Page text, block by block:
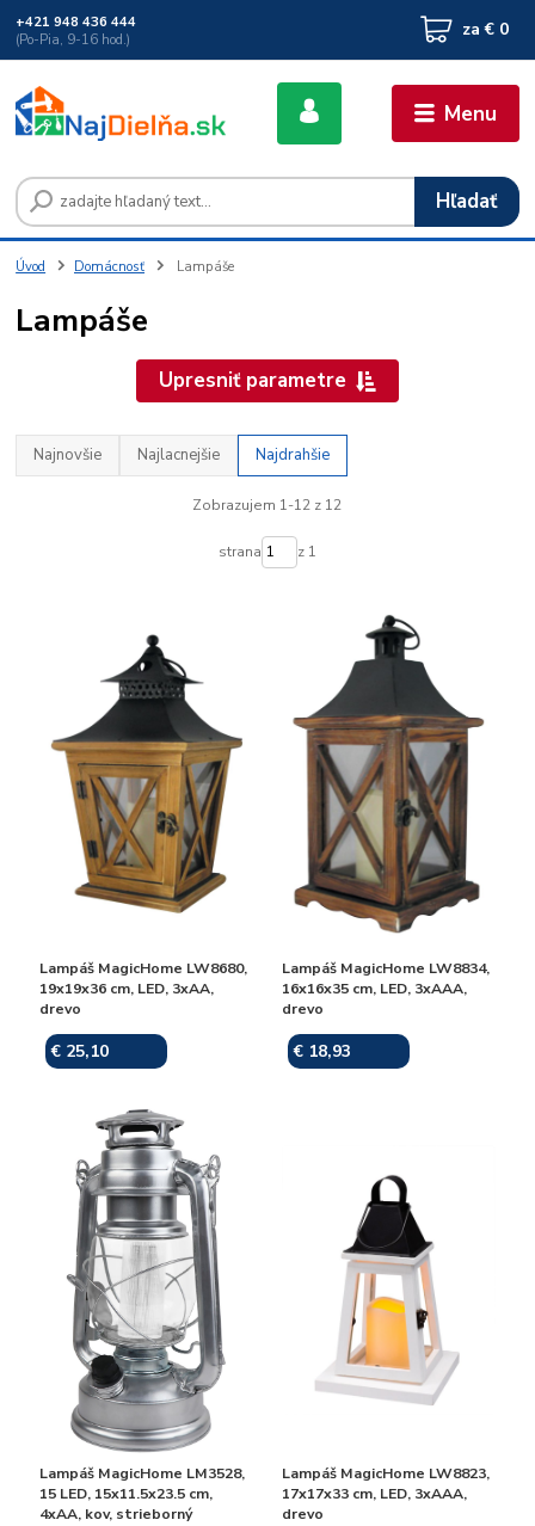
Menu
Hľadať
+421 948 436 444
(Po-Pia, 9-16 hod.)
za € 0
Úvod Domácnosť Lampáše
Lampáše
Upresniť parametre
Najnovšie Najlacnejšie Najdrahšie
Zobrazujem 1-12 z 12
strana z 1
Lampáš MagicHome LW8680,
19x19x36 cm, LED, 3xAA,
drevo
€ 25,10
Lampáš MagicHome LW8834,
16x16x35 cm, LED, 3xAAA,
drevo
€ 18,93
Lampáš MagicHome LM3528,
15 LED, 15x11.5x23.5 cm,
4xAA, kov, strieborný
Lampáš MagicHome LW8823,
17x17x33 cm, LED, 3xAAA,
drevo